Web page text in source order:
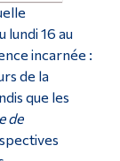
lundi 16 au
incarnée :
de la
que les
de